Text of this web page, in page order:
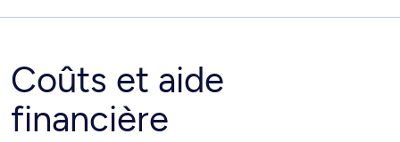
Coûts et aide
financière